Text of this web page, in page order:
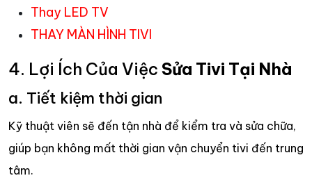
Thay LED TV
THAY MÀN HÌNH TIVI
4. Lợi Ích Của Việc Sửa Tivi Tại Nhà
a. Tiết kiệm thời gian
Kỹ thuật viên sẽ đến tận nhà để kiểm tra và sửa chữa,
giúp bạn không mất thời gian vận chuyển tivi đến trung
tâm.